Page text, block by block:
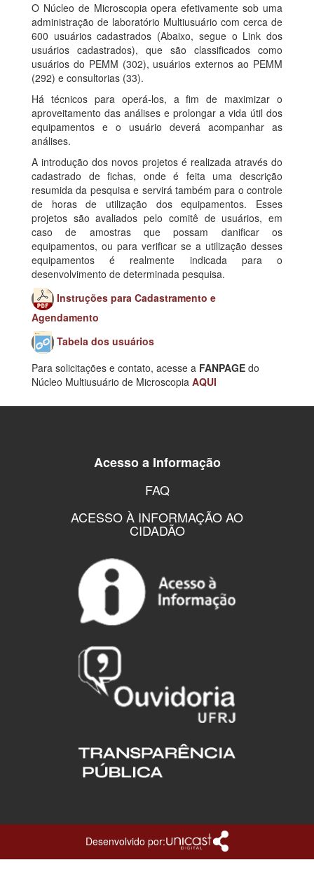
O Núcleo de Microscopia opera efetivamente sob uma
administração de laboratório Multiusuário com cerca de
600 usuários cadastrados (Abaixo, segue o Link dos
usuários cadastrados), que são classificados como
usuários do PEMM (302), usuários externos ao PEMM
(292) e consultorias (33).
Há técnicos para operá-los, a fim de maximizar o
aproveitamento das análises e prolongar a vida útil dos
equipamentos e o usuário deverá acompanhar as
análises.
A introdução dos novos projetos é realizada através do
cadastrado de fichas, onde é feita uma descrição
resumida da pesquisa e servirá também para o controle
de horas de utilização dos equipamentos. Esses
projetos são avaliados pelo comitê de usuários, em
caso de amostras que possam danificar os
equipamentos, ou para verificar se a utilização desses
equipamentos é realmente indicada para o
desenvolvimento de determinada pesquisa.
Instruções para Cadastramento e
Agendamento
Tabela dos usuários
Para solicitações e contato, acesse a FANPAGE do
Núcleo Multiusuário de Microscopia AQUI
Acesso a Informação
FAQ
ACESSO À INFORMAÇÃO AO
CIDADÃO
Desenvolvido por: